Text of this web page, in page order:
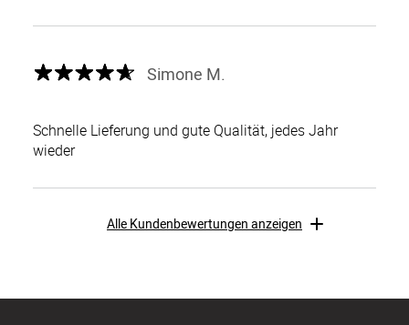
Simone M.
Schnelle Lieferung und gute Qualität, jedes Jahr
wieder
Alle Kundenbewertungen anzeigen